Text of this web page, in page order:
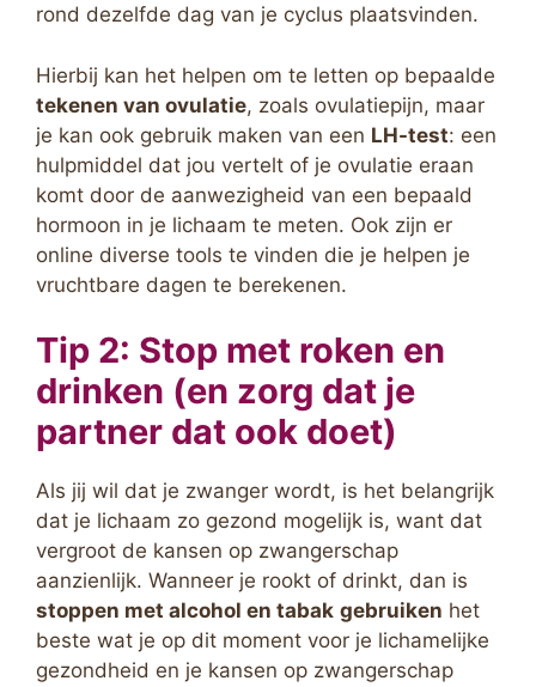
rond dezelfde dag van je cyclus plaatsvinden.
Hierbij kan het helpen om te letten op bepaalde
tekenen van ovulatie, zoals ovulatiepijn, maar
je kan ook gebruik maken van een LH-test: een
hulpmiddel dat jou vertelt of je ovulatie eraan
komt door de aanwezigheid van een bepaald
hormoon in je lichaam te meten. Ook zijn er
online diverse tools te vinden die je helpen je
vruchtbare dagen te berekenen.
Tip 2: Stop met roken en
drinken (en zorg dat je
partner dat ook doet)
Als jij wil dat je zwanger wordt, is het belangrijk
dat je lichaam zo gezond mogelijk is, want dat
vergroot de kansen op zwangerschap
aanzienlijk. Wanneer je rookt of drinkt, dan is
stoppen met alcohol en tabak gebruiken het
beste wat je op dit moment voor je lichamelijke
gezondheid en je kansen op zwangerschap